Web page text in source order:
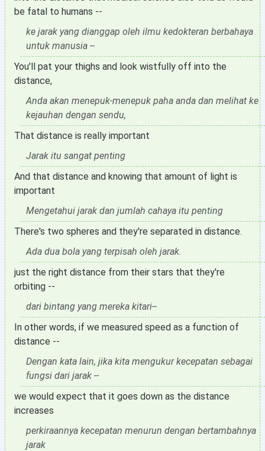
be fatal to humans --
ke jarak yang dianggap oleh ilmu kedokteran berbahaya
untuk manusia --
You'll pat your thighs and look wistfully off into the
distance,
Anda akan menepuk-menepuk paha anda dan melihat ke
kejauhan dengan sendu,
That distance is really important
Jarak itu sangat penting
And that distance and knowing that amount of light is
important
Mengetahui jarak dan jumlah cahaya itu penting
There's two spheres and they're separated in distance.
Ada dua bola yang terpisah oleh jarak.
just the right distance from their stars that they're
orbiting --
dari bintang yang mereka kitari--
In other words, if we measured speed as a function of
distance --
Dengan kata lain, jika kita mengukur kecepatan sebagai
fungsi dari jarak --
we would expect that it goes down as the distance
increases
perkiraannya kecepatan menurun dengan bertambahnya
jarak